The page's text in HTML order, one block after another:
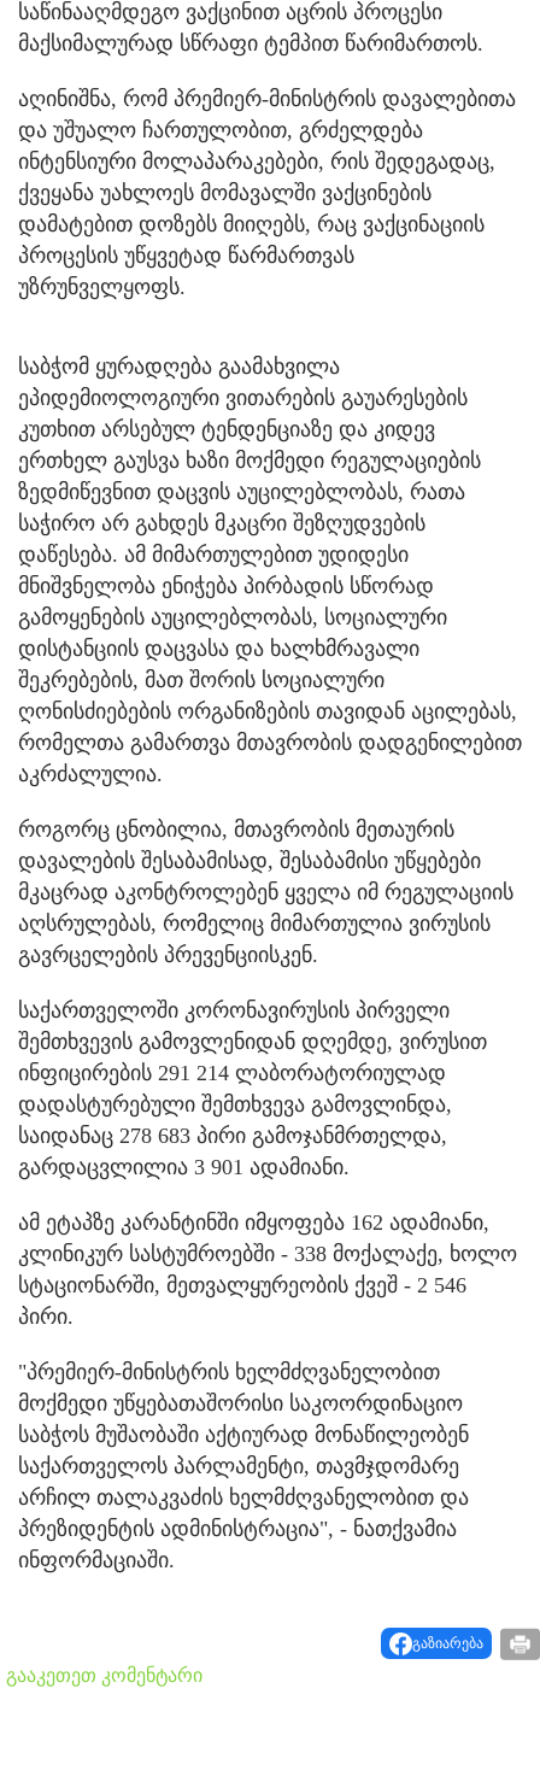
საწინააღმდეგო ვაქცინით აცრის პროცესი
მაქსიმალურად სწრაფი ტემპით წარიმართოს.
აღინიშნა, რომ პრემიერ-მინისტრის დავალებითა
და უშუალო ჩართულობით, გრძელდება
ინტენსიური მოლაპარაკებები, რის შედეგადაც,
ქვეყანა უახლოეს მომავალში ვაქცინების
დამატებით დოზებს მიიღებს, რაც ვაქცინაციის
პროცესის უწყვეტად წარმართვას
უზრუნველყოფს.
საბჭომ ყურადღება გაამახვილა
ეპიდემიოლოგიური ვითარების გაუარესების
კუთხით არსებულ ტენდენციაზე და კიდევ
ერთხელ გაუსვა ხაზი მოქმედი რეგულაციების
ზედმიწევნით დაცვის აუცილებლობას, რათა
საჭირო არ გახდეს მკაცრი შეზღუდვების
დაწესება. ამ მიმართულებით უდიდესი
მნიშვნელობა ენიჭება პირბადის სწორად
გამოყენების აუცილებლობას, სოციალური
დისტანციის დაცვასა და ხალხმრავალი
შეკრებების, მათ შორის სოციალური
ღონისძიებების ორგანიზების თავიდან აცილებას,
რომელთა გამართვა მთავრობის დადგენილებით
აკრძალულია.
როგორც ცნობილია, მთავრობის მეთაურის
დავალების შესაბამისად, შესაბამისი უწყებები
მკაცრად აკონტროლებენ ყველა იმ რეგულაციის
აღსრულებას, რომელიც მიმართულია ვირუსის
გავრცელების პრევენციისკენ.
საქართველოში კორონავირუსის პირველი
შემთხვევის გამოვლენიდან დღემდე, ვირუსით
ინფიცირების 291 214 ლაბორატორიულად
დადასტურებული შემთხვევა გამოვლინდა,
საიდანაც 278 683 პირი გამოჯანმრთელდა,
გარდაცვლილია 3 901 ადამიანი.
ამ ეტაპზე კარანტინში იმყოფება 162 ადამიანი,
კლინიკურ სასტუმროებში - 338 მოქალაქე, ხოლო
სტაციონარში, მეთვალყურეობის ქვეშ - 2 546
პირი.
"პრემიერ-მინისტრის ხელმძღვანელობით
მოქმედი უწყებათაშორისი საკოორდინაციო
საბჭოს მუშაობაში აქტიურად მონაწილეობენ
საქართველოს პარლამენტი, თავმჯდომარე
არჩილ თალაკვაძის ხელმძღვანელობით და
პრეზიდენტის ადმინისტრაცია", - ნათქვამია
ინფორმაციაში.
გაზიარება
გააკეთეთ კომენტარი